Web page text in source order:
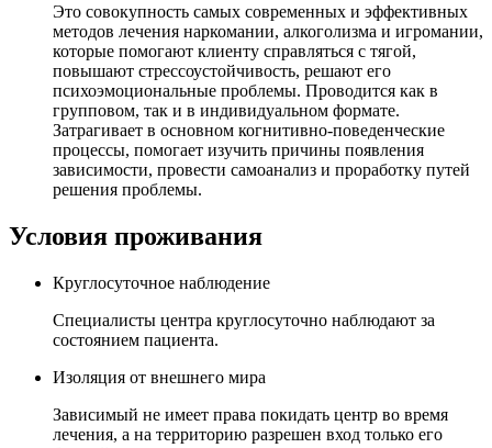
Это совокупность самых современных и эффективных
методов лечения наркомании, алкоголизма и игромании,
которые помогают клиенту справляться с тягой,
повышают стрессоустойчивость, решают его
психоэмоциональные проблемы. Проводится как в
групповом, так и в индивидуальном формате.
Затрагивает в основном когнитивно-поведенческие
процессы, помогает изучить причины появления
зависимости, провести самоанализ и проработку путей
решения проблемы.
Условия проживания
Круглосуточное наблюдение
Специалисты центра круглосуточно наблюдают за
состоянием пациента.
Изоляция от внешнего мира
Зависимый не имеет права покидать центр во время
лечения, а на территорию разрешен вход только его